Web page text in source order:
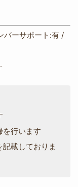
バーサポート:有 /
を行います
記載しておりま